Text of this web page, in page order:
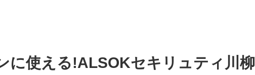
に使える!ALSOKセキリュティ川柳